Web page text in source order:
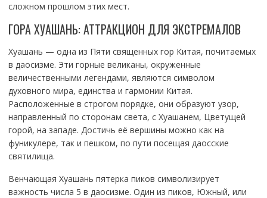
сложном прошлом этих мест.
ГОРА ХУАШАНЬ: АТТРАКЦИОН ДЛЯ ЭКСТРЕМАЛОВ
Хуашань — одна из Пяти священных гор Китая, почитаемых
в даосизме. Эти горные великаны, окруженные
величественными легендами, являются символом
духовного мира, единства и гармонии Китая.
Расположенные в строгом порядке, они образуют узор,
направленный по сторонам света, с Хуашанем, Цветущей
горой, на западе. Достичь её вершины можно как на
фуникулере, так и пешком, по пути посещая даосские
святилища.
Венчающая Хуашань пятерка пиков символизирует
важность числа 5 в даосизме. Один из пиков, Южный, или